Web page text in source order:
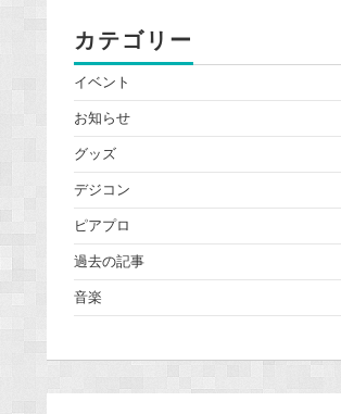
カテゴリー
イベント
お知らせ
グッズ
デジコン
ピアプロ
過去の記事
音楽